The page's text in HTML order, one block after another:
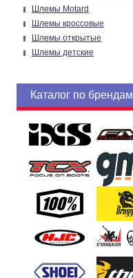
Шлемы Motard
Шлемы кроссовые
Шлемы открытые
Шлемы детские
Каталог по брендам